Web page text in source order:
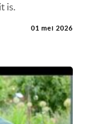
is.
01 mei 2026